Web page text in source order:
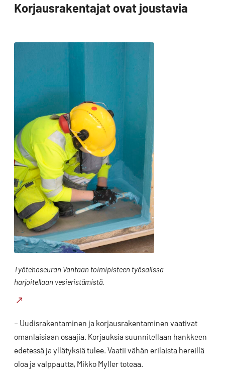
Korjausrakentajat ovat joustavia
Työtehoseuran Vantaan toimipisteen työsalissa
harjoitellaan vesieristämistä.
– Uudisrakentaminen ja korjausrakentaminen vaativat
omanlaisiaan osaajia. Korjauksia suunnitellaan hankkeen
edetessä ja yllätyksiä tulee. Vaatii vähän erilaista hereillä
oloa ja valppautta, Mikko Myller toteaa.